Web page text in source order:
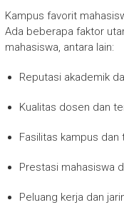
Kampus favorit
Ada beberapa faktor
mahasiswa, antara lain:
Reputasi akademik
Kualitas dosen dan
Fasilitas kampus
Prestasi mahasiswa
Peluang kerja dan